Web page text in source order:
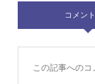
コメン
この記事へのコ